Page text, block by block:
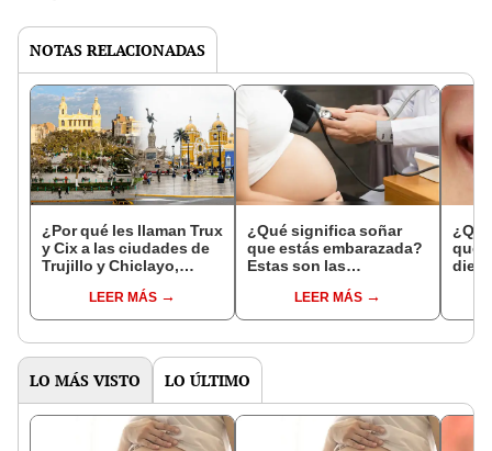
NOTAS RELACIONADAS
¿Por qué les llaman Trux
y Cix a las ciudades de
Trujillo y Chiclayo,
LEER MÁS
¿Qué significa soñar
que estás embarazada?
Estas son las
comunesLEER MÁS
que
LO MÁS VISTO LO ÚLTIMO